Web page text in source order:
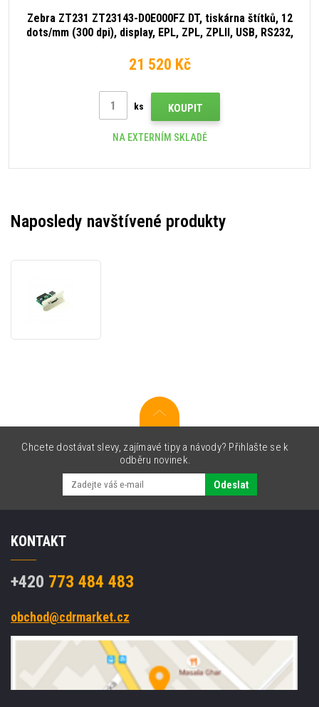
Zebra ZT231 ZT23143-D0E000FZ DT, tiskárna štítků, 12
dots/mm (300 dpi), display, EPL, ZPL, ZPLII, USB, RS232,
21 520 Kč
ks KOUPIT
NA EXTERNÍM SKLADĚ
Naposledy navštívené produkty
card
Chcete dostávat slevy, zajímavé tipy a návody? Přihlašte se k
odběru novinek.
Odeslat
KONTAKT
+420 773 484 483
obchod@cdrmarket.cz